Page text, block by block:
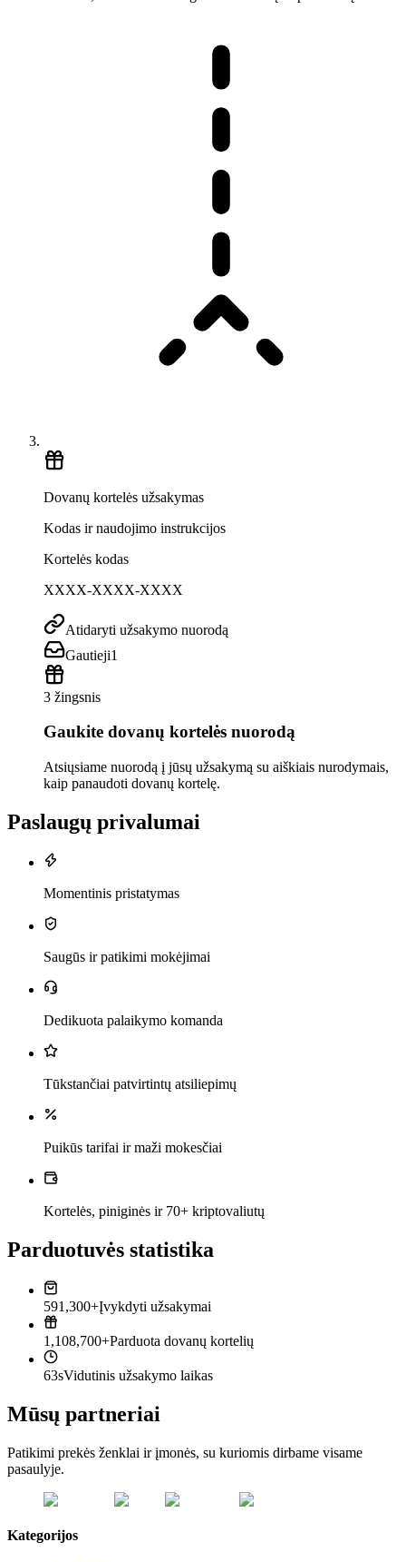
Dovanų kortelės užsakymas
Kodas ir naudojimo instrukcijos
Kortelės kodas
XXXX-XXXX-XXXX
Atidaryti užsakymo nuorodą
Gautieji1
3 žingsnis
Gaukite dovanų kortelės nuorodą
Atsiųsiame nuorodą į jūsų užsakymą su aiškiais nurodymais,
kaip panaudoti dovanų kortelę.
Paslaugų privalumai
Momentinis pristatymas
Saugūs ir patikimi mokėjimai
Dedikuota palaikymo komanda
Tūkstančiai patvirtintų atsiliepimų
Puikūs tarifai ir maži mokesčiai
Kortelės, piniginės ir 70+ kriptovaliutų
Parduotuvės statistika
591,300+Įvykdyti užsakymai
1,108,700+Parduota dovanų kortelių
63sVidutinis užsakymo laikas
Mūsų partneriai
Patikimi prekės ženklai ir įmonės, su kuriomis dirbame visame
pasaulyje.
Kategorijos